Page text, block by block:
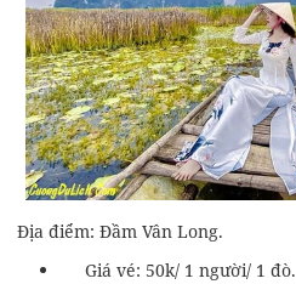
Địa điểm: Đầm Vân Long.
Giá vé: 50k/ 1 người/ 1 đò.